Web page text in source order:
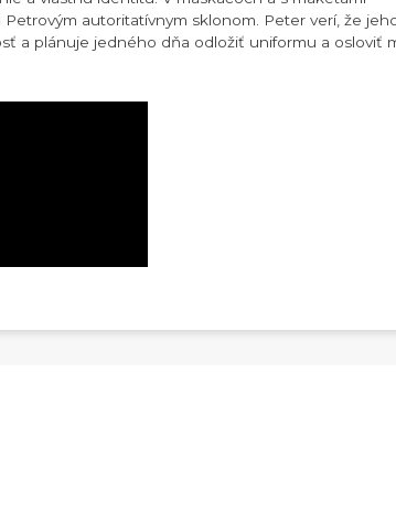
autoritatívnym sklonom. Peter verí, že
a plánuje jedného dňa odložiť uniformu a osloviť